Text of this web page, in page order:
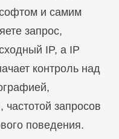
и самим
запрос,
IP, а IP
контроль над
запросов
поведения.